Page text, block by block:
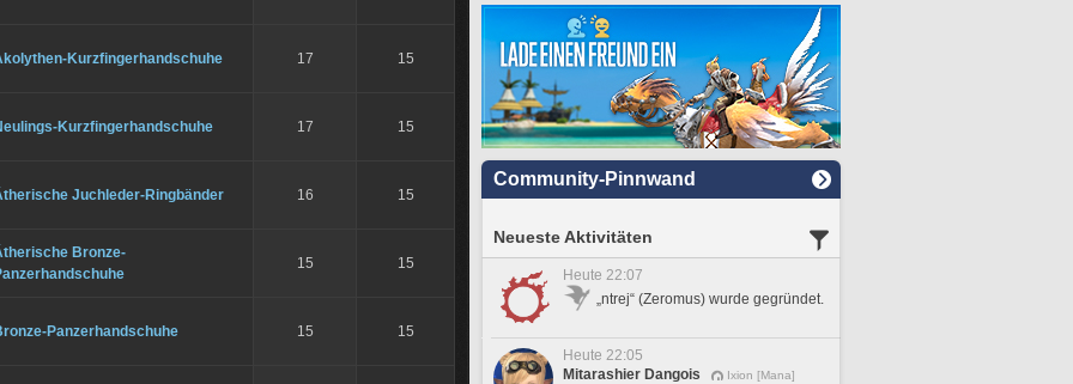
Kurzfingerhandschuhe 17 15
Kurzfingerhandschuhe 17 15
Juchleder-Ringbänder 16 15
Bronze-
15 15
Panzerhandschuhe 15 15
Community-Pinnwand
Neueste Aktivitäten
Heute 22:07
„ntrej“ (Zeromus) wurde gegründet.
Heute 22:05
Mitarashier Dangois
Ixion [Mana]